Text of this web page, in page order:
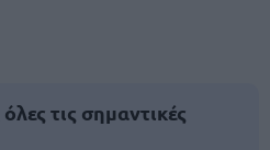
τις σημαντικές